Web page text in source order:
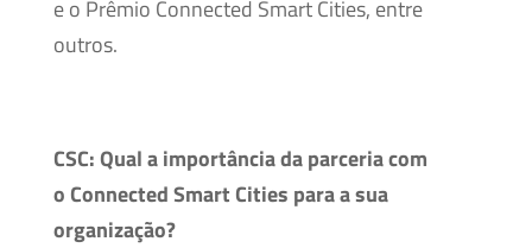
e o Prêmio Connected Smart Cities, entre
outros.
CSC:Qual a importância da parceria com
o Connected Smart Cities para a sua
organização?